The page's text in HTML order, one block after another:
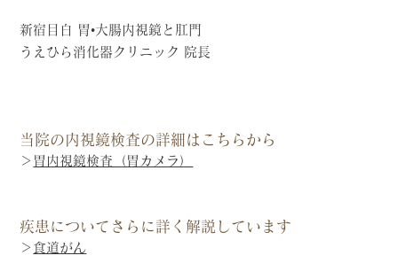
新宿目白 胃•大腸内視鏡と肛門
うえひら消化器クリニック 院長
当院の内視鏡検査の詳細はこちらから
＞ 胃内視鏡検査（胃カメラ）
疾患についてさらに詳く解説しています
＞ 食道がん